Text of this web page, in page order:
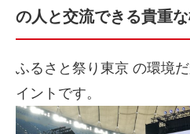
の人と交流できる貴重な
ふるさと祭り東京 の環境
イントです。